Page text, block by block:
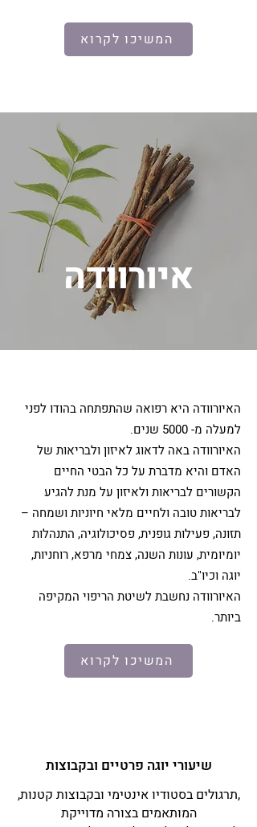
המשיכו לקרוא
איורוודה
האיורוודה היא רפואה שהתפתחה בהודו לפני
למעלה מ- 5000 שנים.
האיורוודה באה לדאוג לאיזון ולבריאות של
האדם והיא מדברת על כל הבטי החיים
הקשורים לבריאות ולאיזון על מנת להגיע
לבריאות טובה ולחיים מלאי חיוניות ושמחה –
תזונה, פעילות גופנית, פסיכולוגיה, התנהלות
יומיומית, עונות השנה, צמחי מרפא, רוחניות,
יוגה וכיו"ב.
האיורוודה נחשבת לשיטת הריפוי המקיפה
ביותר.
המשיכו לקרוא
שיעורי יוגה פרטיים ובקבוצות
,תרגולים בסטודיו אינטימי ובקבוצות קטנות,
המותאמים בצורה מדוייקת